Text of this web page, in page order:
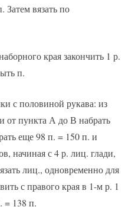
Затем вязать по
края закончить 1 р.
п.
с половиной рукава: из
от пункта А до В набрать
еще 98 п. = 150 п. и
начиная с 4 р. лиц. глади,
лиц., одновременно для
с правого края в 1-м р. 1
= 138 п.